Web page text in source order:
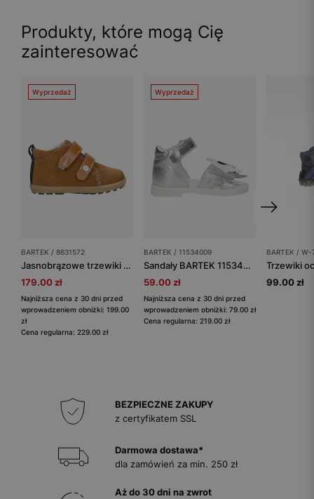
Produkty, które mogą Cię
zainteresować
Wyprzedaż
BARTEK / 8631572
Jasnobrązowe trzewiki BARTEK 8631572 z dwoiny welurowej i skóry licowej
179.00 zł
Najniższa cena z 30 dni przed
wprowadzeniem obniżki: 199.00
zł
Cena regularna: 229.00 zł
Wyprzedaż
BARTEK / 11534009
Sandały BARTEK 11534009, dla dziewcząt, srebrny
59.00 zł
Najniższa cena z 30 dni przed
wprowadzeniem obniżki: 79.00 zł
Cena regularna: 219.00 zł
BARTEK / W-
99.00 zł
BEZPIECZNE ZAKUPY
z certyfikatem SSL
Darmowa dostawa*
dla zamówień za min. 250 zł
Aż do 30 dni na zwrot